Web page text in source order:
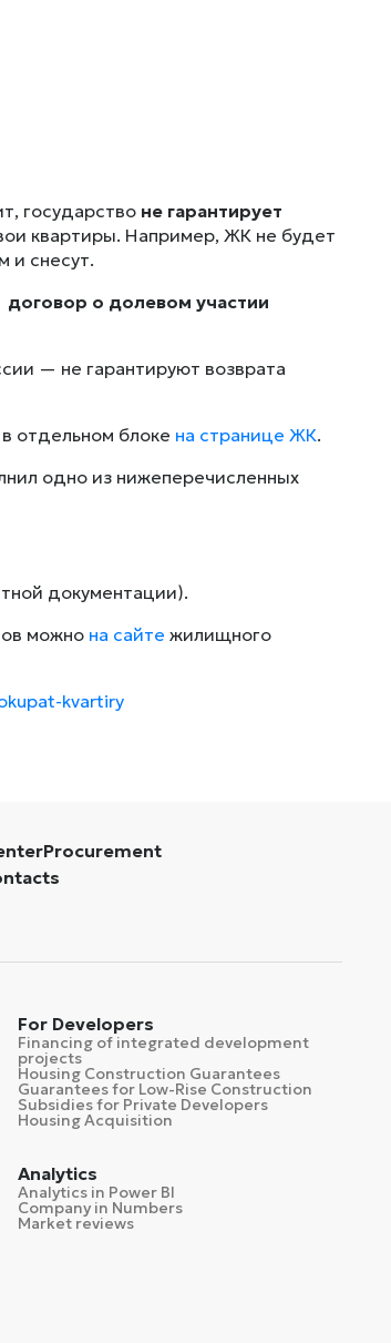
государство не гарантирует
квартиры. Например, ЖК не будет
и снесут.
договор о долевом участии
— не гарантируют возврата
отдельном блоке на странице ЖК.
одно из нижеперечисленных
документации).
можно на сайте жилищного
kvartiry
Procurement
For Developers
Financing of integrated development
projects
Housing Construction Guarantees
Guarantees for Low-Rise Construction
Subsidies for Private Developers
Housing Acquisition
Analytics
Analytics in Power BI
Company in Numbers
Market reviews